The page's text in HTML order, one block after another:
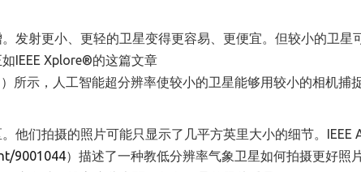
发射更小、更轻的卫星变得更容易、更便宜。但较小的卫星
IEEE Xplore®的这篇文章
）所示，人工智能超分辨率使较小的卫星能够用较小的相机捕
他们拍摄的照片可能只显示了几平方英里大小的细节。IEEE
9001044）描述了一种教低分辨率气象卫星如何拍摄更好照